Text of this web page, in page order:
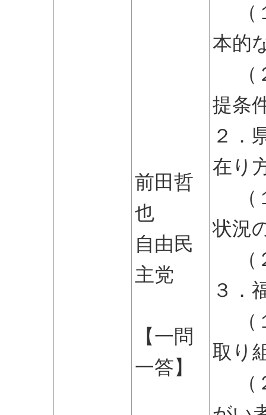
前田哲
也
自由民
主党
【一問
一答】
（
本的
（
提条
２．
在り
（
状況
（
３．
（
取り
（